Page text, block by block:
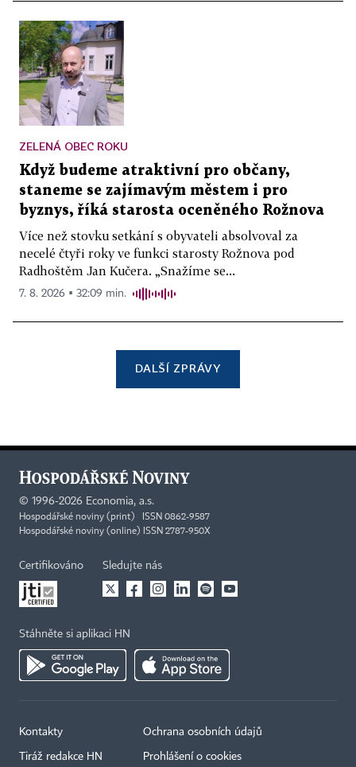
ZELENÁ OBEC ROKU
Když budeme atraktivní pro občany,
staneme se zajímavým městem i pro
byznys, říká starosta oceněného Rožnova
Více než stovku setkání s obyvateli absolvoval za
necelé čtyři roky ve funkci starosty Rožnova pod
Radhoštěm Jan Kučera. „Snažíme se...
7. 8. 2026 ▪ 32:09 min.
DALŠÍ ZPRÁVY
© 1996-2026 Economia, a.s.
Hospodářské noviny (print) ISSN 0862-9587
Hospodářské noviny (online) ISSN 2787-950X
Certifikováno Sledujte nás
Stáhněte si aplikaci HN
Kontakty
Tiráž redakce HN
Ochrana osobních údajů
Prohlášení o cookies